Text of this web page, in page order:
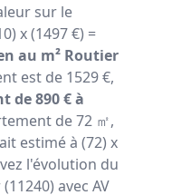
sur le
x (1497 €) =
au m² Routier
est de 1529 €,
de 890 € à
de 72 ㎡,
estimé à (72) x
l'évolution du
avec AV